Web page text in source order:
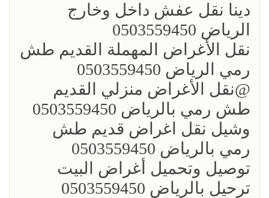
؜دينا نقل عفش داخل وخارج
الرياض 0503559450
؜نقل الأغراض المهملة القديم طش
رمي الرياض 0503559450
؜؜@نقل الأغراض منزلي القديم
طش رمي بالرياض 0503559450
؜وشيل نقل اغراض قديم طش
رمي بالرياض 0503559450
؜توصيل وتحميل أغراض البيت
ترحيل بالرياض 0503559450